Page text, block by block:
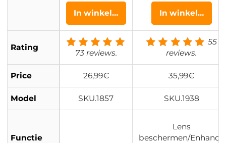
V Bescherming
sfilter HD Ultra
dun met 18 Me
erlaagse Coatin
gs Nano Klear
kje en Filterzak Nano
Klear Serie
In winkelwagen In winkelwagen
Rating
73 reviews.
55
reviews.
Price 26,99€ 35,99€
Model SKU.1857 SKU.1938
Functie
Lens
beschermen/Enhance